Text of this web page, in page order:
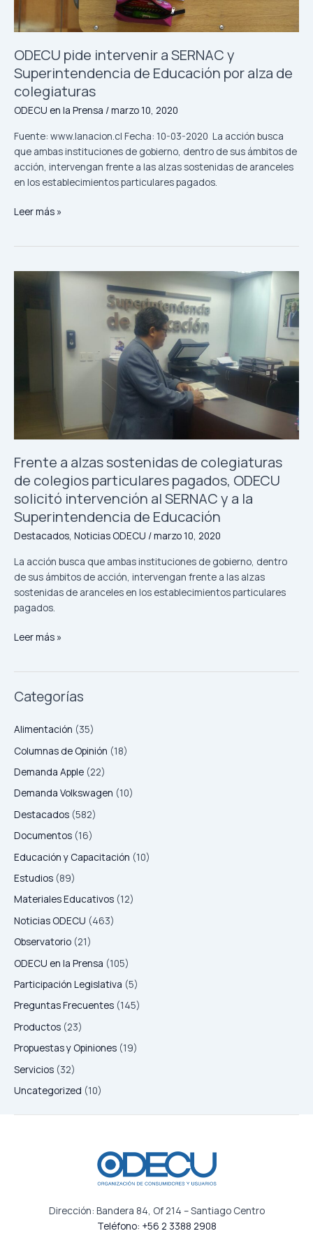
Categorías
Alimentación (35)
Columnas de Opinión (18)
Demanda Apple (22)
Demanda Volkswagen (10)
Destacados (582)
Documentos (16)
Educación y Capacitación (10)
Estudios (89)
Materiales Educativos (12)
Noticias ODECU (463)
Observatorio (21)
ODECU en la Prensa (105)
Participación Legislativa (5)
Preguntas Frecuentes (145)
Productos (23)
Propuestas y Opiniones (19)
Servicios (32)
Uncategorized (10)
ODECU pide intervenir a SERNAC y
Superintendencia de Educación por alza de
colegiaturas
ODECU en la Prensa /marzo 10, 2020
Fuente: www.lanacion.cl Fecha: 10-03-2020 La acción busca
que ambas instituciones de gobierno, dentro de sus ámbitos de
acción, intervengan frente a las alzas sostenidas de aranceles
en los establecimientos particulares pagados.
alza
colegiaturas
Leer más »
Frente a alzas sostenidas de colegiaturas
de colegios particulares pagados, ODECU
solicitó intervención al SERNAC y a la
Superintendencia de Educación
Destacados, Noticias ODECU /marzo 10, 2020
La acción busca que ambas instituciones de gobierno, dentro
de sus ámbitos de acción, intervengan frente a las alzas
sostenidas de aranceles en los establecimientos particulares
pagados.
Frente
alzas
colegiaturas
intervención
al
SERNAC
y
a
la
de
Educación
Leer más »
Dirección: Bandera 84, Of 214 – Santiago Centro
Teléfono: +56 2 3388 2908